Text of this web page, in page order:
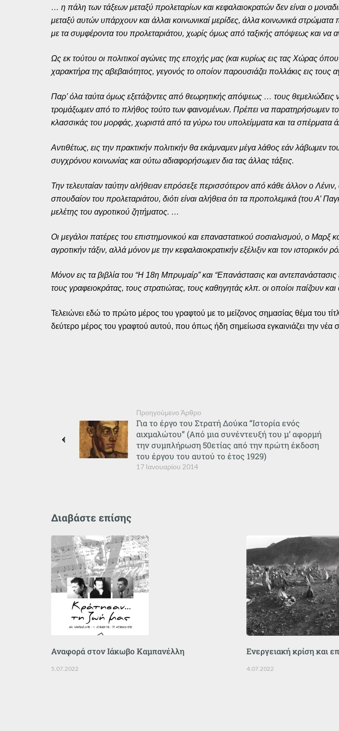
… η πάλη των τάξεων μεταξύ προλεταρίων και κεφαλαιοκρατών δεν είναι ο
μεταξύ αυτών υπάρχουν και άλλαι κοινωνικαί μερίδες, άλλα κοινωνικά
με τα συμφέροντα του προλεταριάτου, χωρίς όμως από ταξικής απόψεως και να
Ως εκ τούτου οι πολιτικοί αγώνες της εποχής μας (και κυρίως εις τας Χώρας
χαρακτήρα της αβεβαιότητος, γεγονός το οποίον παρουσιάζει πολλάκις εις
Παρ’ όλα ταύτα όμως εξετάζοντες από θεωρητικής απόψεως … τους θεμελιώδεις
τρομάξωμεν από το πλήθος τούτο των φαινομένων. Πρέπει να παρατηρήσωμεν
κλασσικάς του μορφάς, χωριστά από τα γύρω του υπολείμματα και τα
Αντιθέτως, εις την πρακτικήν πολιτικήν θα εκάμναμεν μέγα λάθος εάν λάβωμεν
συγχρόνου κοινωνίας και ούτω αδιαφορήσωμεν δια τας άλλας τάξεις.
Την τελευταίαν ταύτην αλήθειαν επρόσεξε περισσότερον από κάθε άλλον ο
σπουδαίον του προλεταριάτου, διότι είναι αλήθεια ότι τα προπολεμικά (του
μελέτης του αγροτικού ζητήματος. …
Οι μεγάλοι πατέρες του επιστημονικού και επαναστατικού σοσιαλισμού, ο
αγροτικήν τάξιν, αλλά μόνον με την κεφαλαιοκρατικήν εξέλιξιν και τον ιστορικόν
Μόνον εις τα βιβλία του “Η 18η Μπρυμαίρ” και “Επανάστασις και
τους γραφειοκράτας, τους στρατιώτας, τους καθηγητάς κλπ. οι οποίοι παίζουν
Τελειώνει εδώ το πρώτο μέρος του γραφτού με το μείζονος σημασίας θέμα του
δεύτερο μέρος του γραφτού αυτού, που όπως ήδη σημείωσα εγκαινιάζει την νέα
Προηγούμενο Άρθρο
17 Ιανουαρίου 2014
Για το έργο του Στρατή Δούκα “Ιστορία ενός
αιχμαλώτου” (Από μια συνέντευξή του μ’ αφορμή
την συμπλήρωση 50ετίας από την πρώτη έκδοση
του έργου του αυτού το έτος 1929)
Διαβάστε επίσης
Αναφορά στον Ιάκωβο Καμπανέλλη
5.07.2022
Ενεργειακή κρίση και
4.07.2022